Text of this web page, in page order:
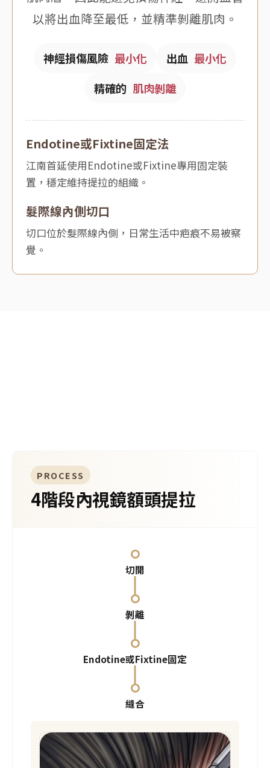
以將出血降至最低，並精準剝離肌肉。
神經損傷風險 最小化 出血 最小化
精確的 肌肉剝離
Endotine或Fixtine固定法
江南首延使用Endotine或Fixtine專用固定裝
置，穩定維持提拉的組織。
髮際線內側切口
切口位於髮際線內側，日常生活中疤痕不易被察
覺。
PROCESS
4階段內視鏡額頭提拉
切開
剝離
Endotine或Fixtine固定
縫合